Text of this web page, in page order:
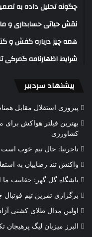
چگونه تحلیل داده به
نقش حیاتی حسابداری و
همه چیز درباره کفش و
شرایط اظهارنامه
پیشنهاد سردبیر
پیروزی استقلال مقابل
بهترین فیلتر هواکش
کشاورزی
تاجرنیا: حال تیم خوب
واکنش تند رضاییان به
باشگاه گل گهر: حقانیت ما
برگزاری تمرین تیم فوتبال
اولین مدال طلای کشتی
البرز میزبان لیگ پرهیجان